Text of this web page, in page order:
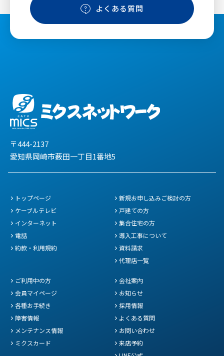
よくある質問
〒444-2137
愛知県岡崎市薮田一丁目1番地5
トップページ
ケーブルテレビ
インターネット
電話
約款・利用規約
新規お申し込みご検討の方
戸建ての方
集合住宅の方
導入工事について
資料請求
代理店一覧
ご利用中の方
会員マイページ
各種お手続き
障害情報
メンテナンス情報
ミクスカード
会社案内
お知らせ
採用情報
よくある質問
お問い合わせ
来店予約